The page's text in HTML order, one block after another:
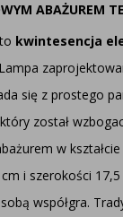
ABAŻUREM
kwintesencja
się z prostego
został
w
i szerokości 17,5
współgra.